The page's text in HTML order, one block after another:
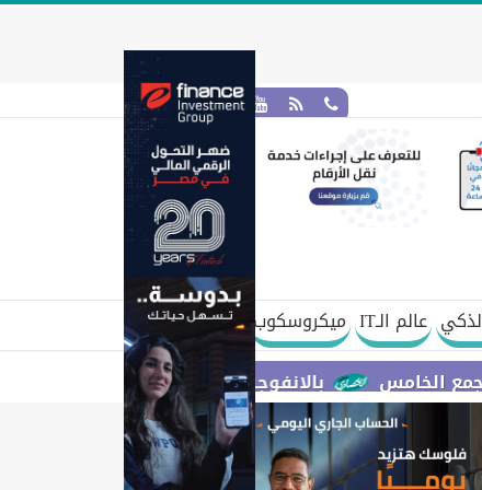
عالم الـIT
ميكروسكوب
بالانفوجراف ..” تنظيم الاتصالات ” يوضح آليات